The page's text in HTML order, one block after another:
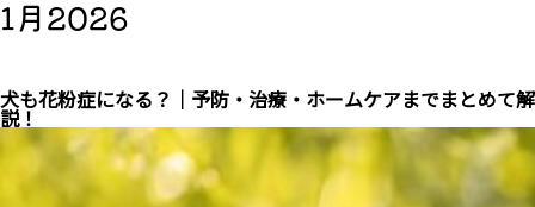
1月2026
犬も花粉症になる？｜予防・治療・ホームケアまでまとめて解
説！